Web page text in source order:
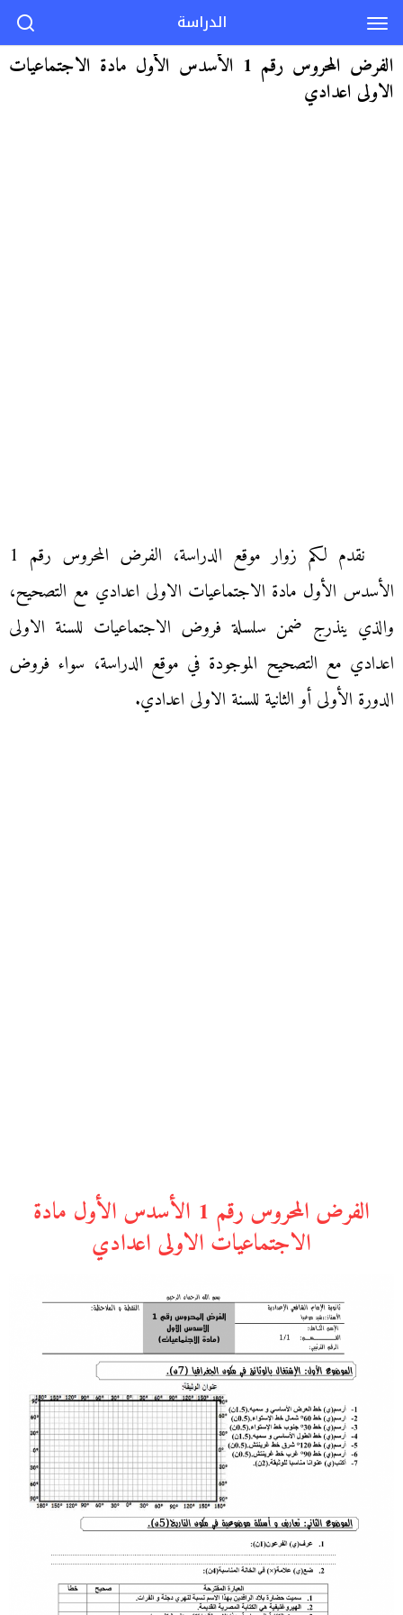
الفرض المحروس رقم 1 الأسدس الأول مادة الاجتماعيات
الاولى اعدادي
نقدم لكم زوار موقع الدراسة، الفرض المحروس رقم 1
الأسدس الأول مادة الاجتماعيات الاولى اعدادي مع التصحيح،
والذي ينذرج ضمن سلسلة فروض الاجتماعيات للسنة الاولى
اعدادي مع التصحيح الموجودة في موقع الدراسة، سواء فروض
الدورة الأولى أو الثانية للسنة الاولى اعدادي.
الفرض المحروس رقم 1 الأسدس الأول مادة
الاجتماعيات الاولى اعدادي
الدراسة